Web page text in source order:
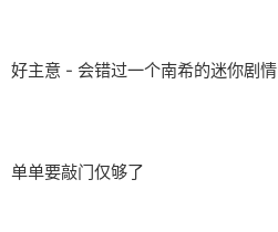
好主意 - 会错过一个南希的迷你剧情
单单要敲门仅够了